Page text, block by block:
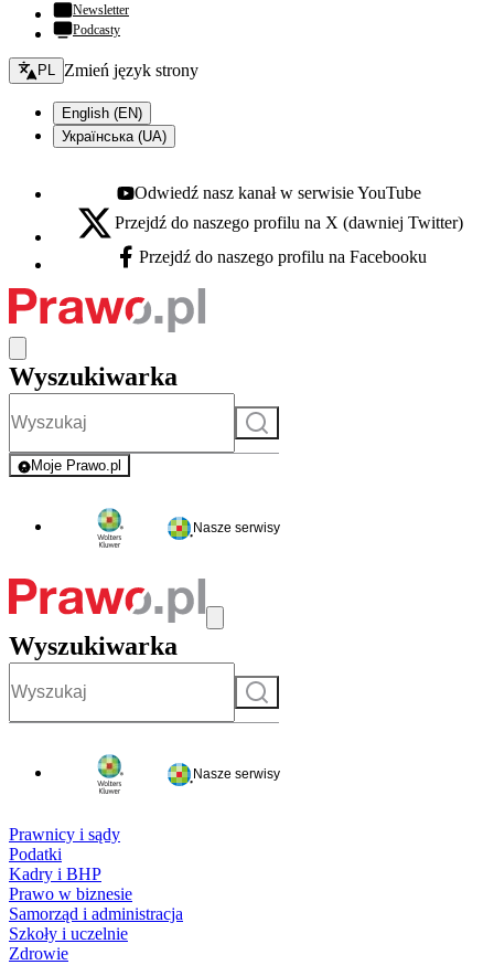
Newsletter
Podcasty
Zmień język - bieżący:
PL Zmień język strony
English (EN)
Українська (UA)
Youtube - otwiera się w nowej karcie
Odwiedź nasz kanał w serwisie YouTube
X - otwiera się w nowej karcie
Przejdź do naszego profilu na X (dawniej Twitter)
Facebook - otwiera się w nowej karcie
Przejdź do naszego profilu na Facebooku
Wyszukiwarka
Szukaj
Moje Prawo.pl
- rejestracja i logowanie do serwisu
Nasze serwisy
Wyszukiwarka
Szukaj
Nasze serwisy
Prawnicy i sądy
Podatki
Kadry i BHP
Prawo w biznesie
Samorząd i administracja
Szkoły i uczelnie
Zdrowie